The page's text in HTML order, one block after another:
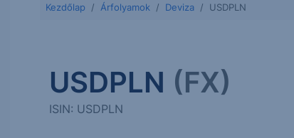
Kezdőlap Árfolyamok Deviza USDPLN
USDPLN (FX)
ISIN: USDPLN